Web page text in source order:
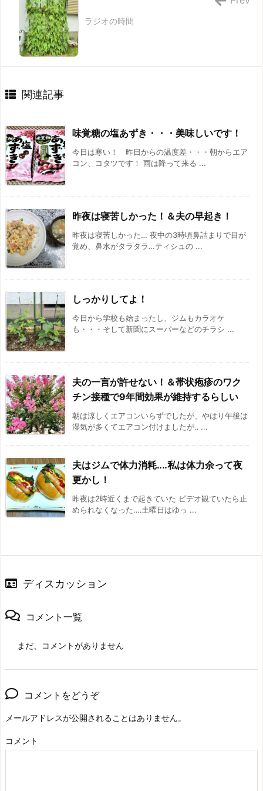
ラジオの時間
関連記事
味覚糖の塩あずき・・・美味しいです！
今日は寒い！ 昨日からの温度差・・・朝からエア
コン、コタツです！ 雨は降って来る ...
昨夜は寝苦しかった！＆夫の早起き！
昨夜は寝苦しかった… 夜中の3時頃鼻詰まりで目が
覚め、鼻水がタラタラ…ティシュの ...
しっかりしてよ！
今日から学校も始まったし、ジムもカラオケ
も・・・そして新聞にスーパーなどのチラシ ...
夫の一言が許せない！＆帯状疱疹のワク
チン接種で9年間効果が維持するらしい
朝は涼しくエアコンいらずでしたが、やはり午後は
湿気が多くてエアコン付けましたが‥ ...
夫はジムで体力消耗‥‥私は体力余って夜
更かし！
昨夜は2時近くまで起きていた ビデオ観ていたら止
められなくなった‥‥土曜日はゆっ ...
ディスカッション
コメント一覧
まだ、コメントがありません
コメントをどうぞ
メールアドレスが公開されることはありません。
コメント